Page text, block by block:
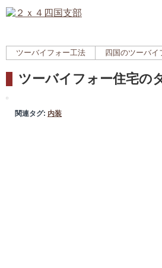
ツーバイフォー工法 四国のツーバイ
ツーバイフォー住宅の
関連タグ: 内装